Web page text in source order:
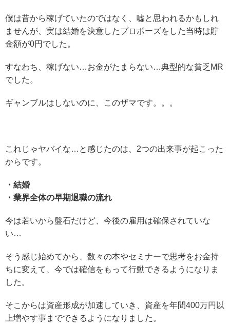
僕は昔から稼げていたのではなく、嘘と思われるかもしれ
ませんが、実は結婚を決意したプロポーズをした当時は貯
金額が0円でした。
すなわち、稼げない…お金がたまらない…典型的な貧乏MR
でした。
ギャンブルはしないのに、このザマです。。。
これじゃヤバイな…と感じたのは、2つの出来事が起こった
からです。
・結婚
・業界全体の早期退職の流れ
今は若いから盤石だけど、今後の雇用は確保されていな
い…
そう感じ始めてから、数々の本やセミナーで思考をお金持
ちに変えて、今では確信をもって行動できるようになりま
した。
そこからは資産形成が加速していき、資産を年間400万円以
上増やす事までできるようになりました。